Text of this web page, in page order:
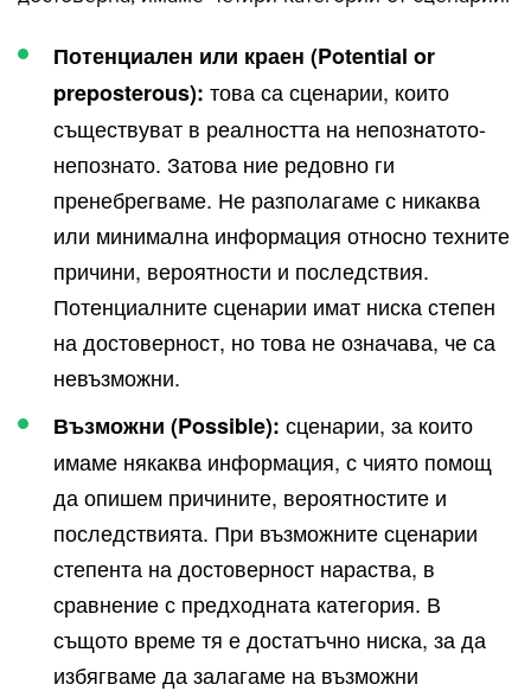
Потенциален или краен (Potential or
preposterous): това са сценарии, които
съществуват в реалността на непознатото-
непознато. Затова ние редовно ги
пренебрегваме. Не разполагаме с никаква
или минимална информация относно техните
причини, вероятности и последствия.
Потенциалните сценарии имат ниска степен
на достоверност, но това не означава, че са
невъзможни.
Възможни (Possible): сценарии, за които
имаме някаква информация, с чиято помощ
да опишем причините, вероятностите и
последствията. При възможните сценарии
степента на достоверност нараства, в
сравнение с предходната категория. В
същото време тя е достатъчно ниска, за да
избягваме да залагаме на възможни